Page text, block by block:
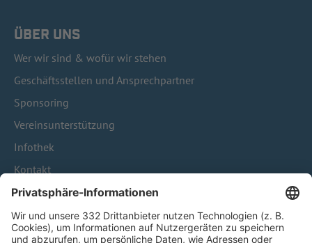
ÜBER UNS
Wer wir sind & wofür wir stehen
Geschäftsstellen und Ansprechpartner
Sponsoring
Vereinsunterstützung
Infothek
Kontakt
HÄUFIG BESUCHTE SEITEN
Pässe und Vereinswechsel